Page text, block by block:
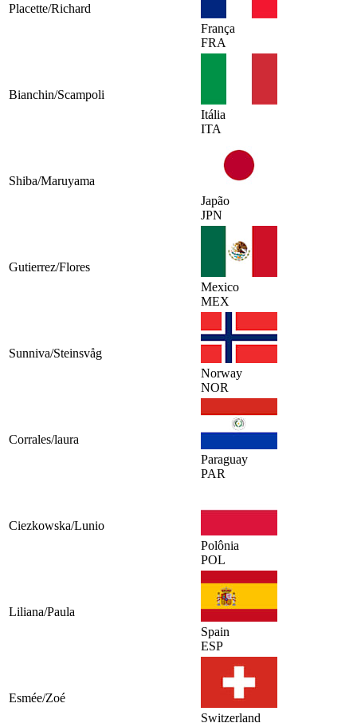
Placette/Richard
França
FRA
Bianchin/Scampoli
Itália
ITA
Shiba/Maruyama
Japão
JPN
Gutierrez/Flores
Mexico
MEX
Sunniva/Steinsvåg
Norway
NOR
Corrales/laura
Paraguay
PAR
Ciezkowska/Lunio
Polônia
POL
Liliana/Paula
Spain
ESP
Esmée/Zoé
Switzerland